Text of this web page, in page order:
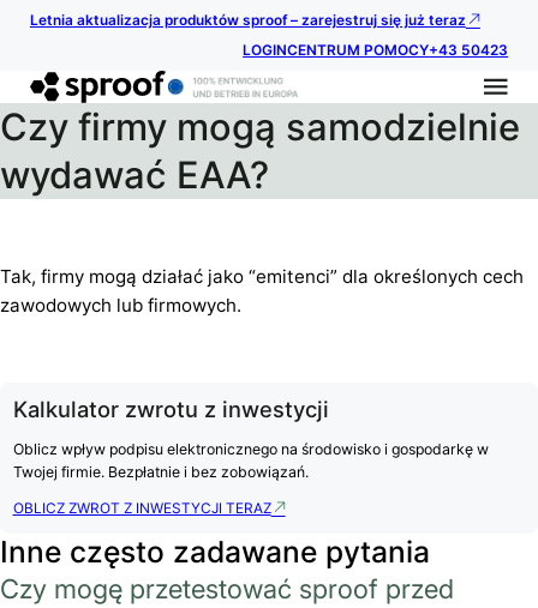
Letnia aktualizacja produktów sproof – zarejestruj się już teraz
LOGINCENTRUM POMOCY+43 50423
Czy firmy mogą samodzielnie
wydawać EAA?
Tak, firmy mogą działać jako “emitenci” dla określonych cech
zawodowych lub firmowych.
Kalkulator zwrotu z inwestycji
Oblicz wpływ podpisu elektronicznego na środowisko i gospodarkę w
Twojej firmie. Bezpłatnie i bez zobowiązań.
OBLICZ ZWROT Z INWESTYCJI TERAZ
Inne często zadawane pytania
Czy mogę przetestować sproof przed